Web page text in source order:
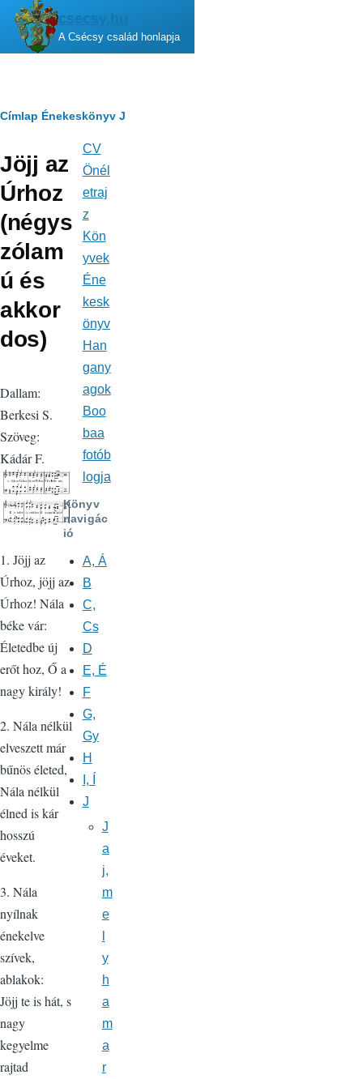
Ugrás a tartalomra
csecsy.hu
A Csécsy család honlapja
Morzsa
Címlap Énekeskönyv J
Jöjj az
Úrhoz
(négys
zólam
ú és
akkor
dos)
Dallam:
Berkesi S.
Szöveg:
Kádár F.
1. Jöjj az
Úrhoz, jöjj az
Úrhoz! Nála
béke vár:
Életedbe új
erőt hoz, Ő a
nagy király!
2. Nála nélkül
elveszett már
bűnös életed,
Nála nélkül
élned is kár
hosszú
éveket.
3. Nála
nyílnak
énekelve
szívek,
ablakok:
Jöjj te is hát, s
nagy
kegyelme
rajtad
navigáció
CV
Önél
etraj
z
Kön
yvek
Éne
kesk
önyv
Han
gany
agok
Boo
baa
fotób
logja
Könyv
navigác
ió
A, Á
B
C,
Cs
D
E, É
F
G,
Gy
H
I, Í
J
J
a
j,
m
e
y
h
a
m
a
r